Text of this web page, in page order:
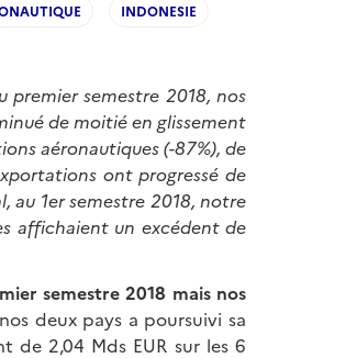
INDONESIE
premier semestre 2018, nos
de moitié en glissement
aéronautiques (-87%), de
ont progressé de
au 1er semestre 2018, notre
affichaient un excédent de
semestre 2018 mais nos
deux pays a poursuivi sa
de 2,04 Mds EUR sur les 6